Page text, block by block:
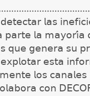
𝗅𝖺𝗌
𝗉𝖺𝗋𝗍𝖾 𝗅𝖺
𝗊𝗎𝖾 𝗀𝖾𝗇𝖾𝗋𝖺 𝗌𝗎
𝖾𝗌𝗍𝖺
𝗅𝗈𝗌
𝖼𝗈𝗇